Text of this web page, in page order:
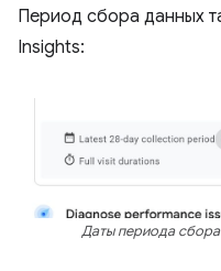
Период сбора данных
Insights:
Даты периода сбора